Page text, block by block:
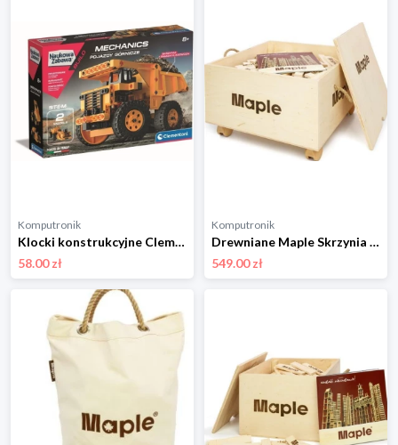
Komputronik
Klocki konstrukcyjne Clementoni Laboratorium Mechaniki Pojazdy Górnicze 50715
58.00 zł
Komputronik
Drewniane Maple Skrzynia 500 szt SK500
549.00 zł